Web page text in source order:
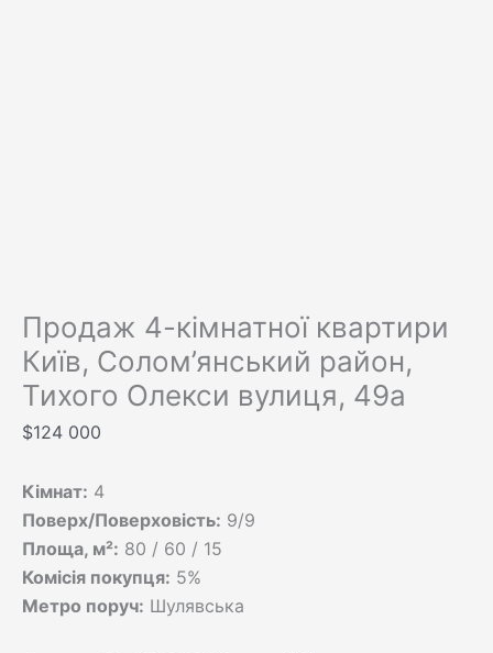
Продаж 4-кімнатної квартири
Київ, Солом’янський район,
Тихого Олекси вулиця, 49а
$124 000
Кімнат: 4
Поверх/Поверховість: 9/9
Площа, м²: 80 / 60 / 15
Комісія покупця: 5%
Метро поруч: Шулявська